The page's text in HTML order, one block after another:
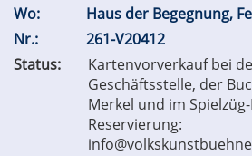
Wo:
Haus der Begegnung,
Nr.:
261-V20412
Status:
Kartenvorverkauf bei
Geschäftsstelle, der
Merkel und im
Reservierung: